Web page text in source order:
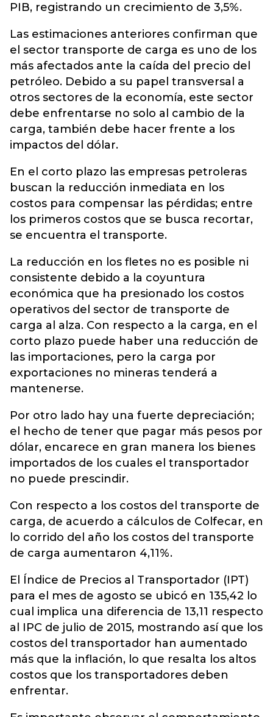
PIB, registrando un crecimiento de 3,5%.
Las estimaciones anteriores confirman que
el sector transporte de carga es uno de los
más afectados ante la caída del precio del
petróleo. Debido a su papel transversal a
otros sectores de la economía, este sector
debe enfrentarse no solo al cambio de la
carga, también debe hacer frente a los
impactos del dólar.
En el corto plazo las empresas petroleras
buscan la reducción inmediata en los
costos para compensar las pérdidas; entre
los primeros costos que se busca recortar,
se encuentra el transporte.
La reducción en los fletes no es posible ni
consistente debido a la coyuntura
económica que ha presionado los costos
operativos del sector de transporte de
carga al alza. Con respecto a la carga, en el
corto plazo puede haber una reducción de
las importaciones, pero la carga por
exportaciones no mineras tenderá a
mantenerse.
Por otro lado hay una fuerte depreciación;
el hecho de tener que pagar más pesos por
dólar, encarece en gran manera los bienes
importados de los cuales el transportador
no puede prescindir.
Con respecto a los costos del transporte de
carga, de acuerdo a cálculos de Colfecar, en
lo corrido del año los costos del transporte
de carga aumentaron 4,11%.
El Índice de Precios al Transportador (IPT)
para el mes de agosto se ubicó en 135,42 lo
cual implica una diferencia de 13,11 respecto
al IPC de julio de 2015, mostrando así que los
costos del transportador han aumentado
más que la inflación, lo que resalta los altos
costos que los transportadores deben
enfrentar.